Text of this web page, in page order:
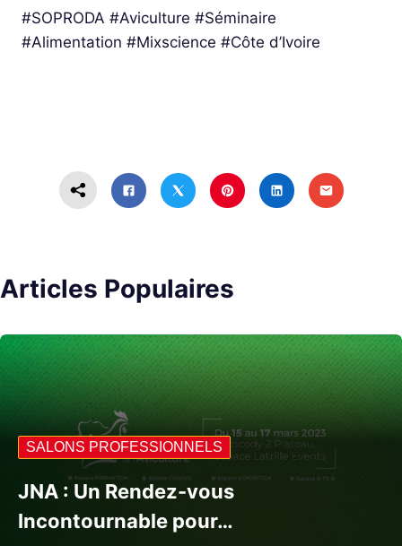
#SOPRODA #Aviculture #Séminaire
#Alimentation #Mixscience #Côte d’Ivoire
Articles Populaires
SALONS PROFESSIONNELS
JNA : Un Rendez-vous
Incontournable pour…